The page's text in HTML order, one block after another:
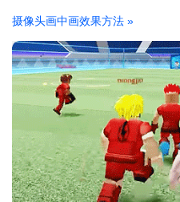
摄像头画中画效果方法 »